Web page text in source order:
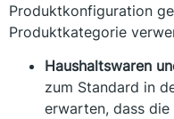
Produktkonfiguration
Produktkategorie
Haushaltswaren
zum Standard in
erwarten, dass